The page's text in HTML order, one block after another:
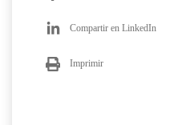
Compartir en LinkedIn
Imprimir